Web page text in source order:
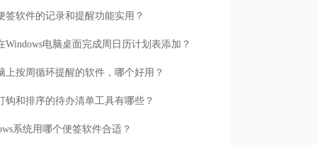
签软件的记录和提醒功能实用？
Windows电脑桌面完成周日历计划表添加？
上按周循环提醒的软件，哪个好用？
钩和排序的待办清单工具有哪些？
系统用哪个便签软件合适？